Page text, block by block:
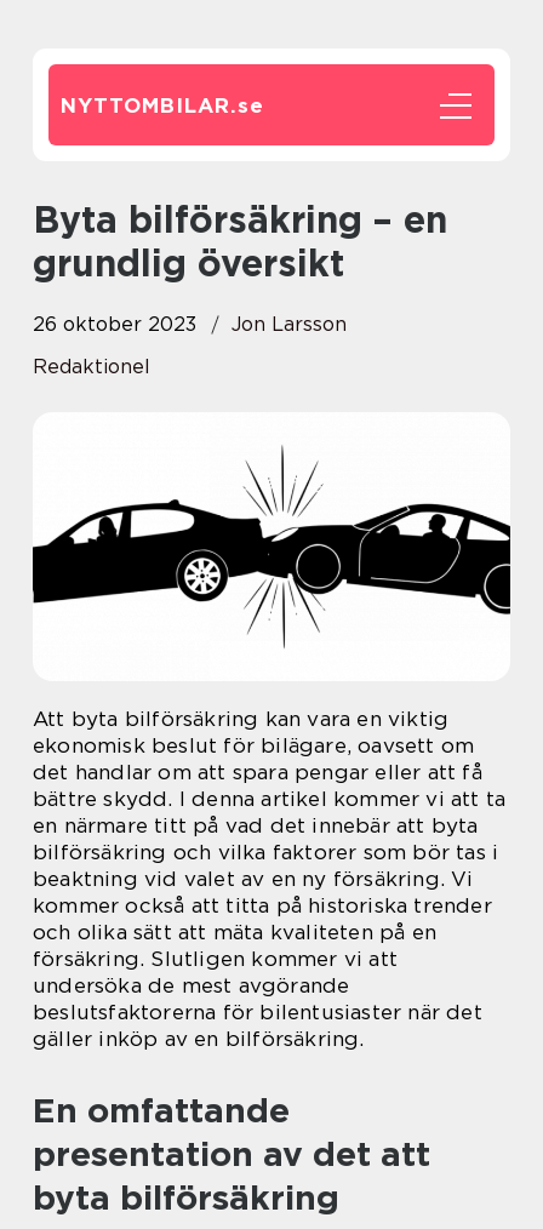
NYTTOMBILAR.se
Byta bilförsäkring – en
grundlig översikt
26 oktober 2023
Jon Larsson
Redaktionel
Att byta bilförsäkring kan vara en viktig
ekonomisk beslut för bilägare, oavsett om
det handlar om att spara pengar eller att få
bättre skydd. I denna artikel kommer vi att ta
en närmare titt på vad det innebär att byta
bilförsäkring och vilka faktorer som bör tas i
beaktning vid valet av en ny försäkring. Vi
kommer också att titta på historiska trender
och olika sätt att mäta kvaliteten på en
försäkring. Slutligen kommer vi att
undersöka de mest avgörande
beslutsfaktorerna för bilentusiaster när det
gäller inköp av en bilförsäkring.
En omfattande
presentation av det att
byta bilförsäkring